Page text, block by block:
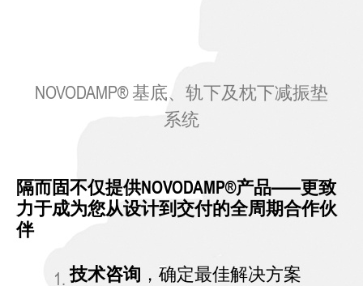
NOVODAMP® 基底、轨下及枕下减振垫
系统
隔而固不仅提供NOVODAMP®产品——更致
力于成为您从设计到交付的全周期合作伙
伴
技术咨询 ，确定最佳解决方案